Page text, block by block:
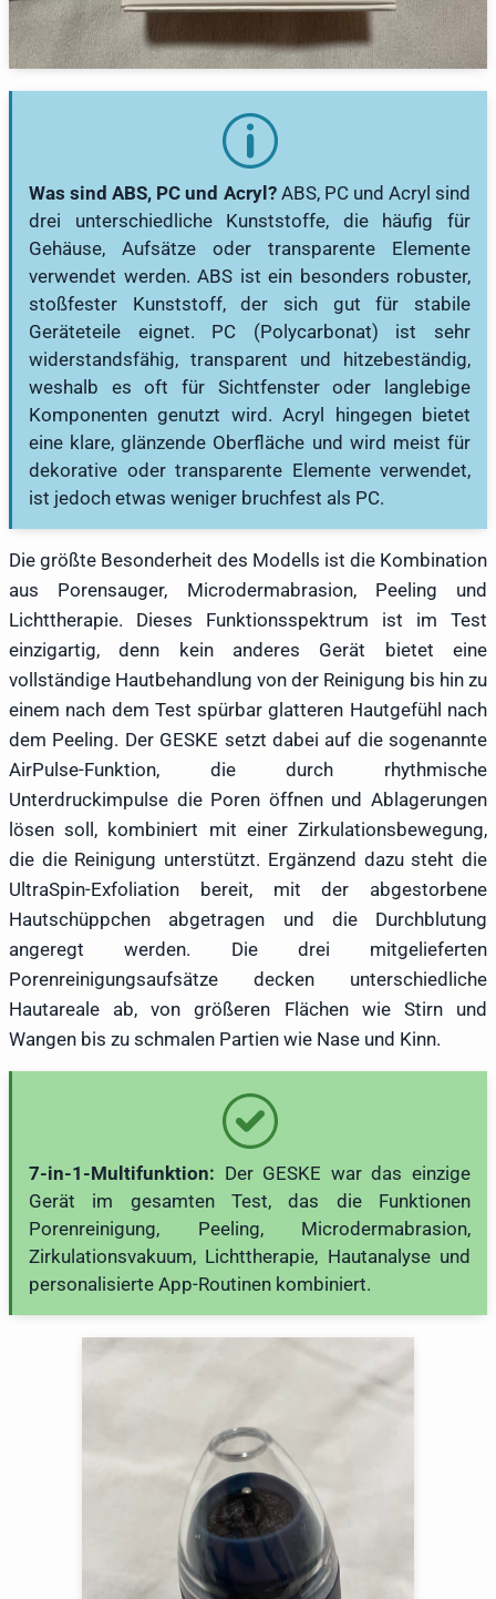
Was sind ABS, PC und Acryl? ABS, PC und Acryl sind
drei unterschiedliche Kunststoffe, die häufig für
Gehäuse, Aufsätze oder transparente Elemente
verwendet werden. ABS ist ein besonders robuster,
stoßfester Kunststoff, der sich gut für stabile
Geräteteile eignet. PC (Polycarbonat) ist sehr
widerstandsfähig, transparent und hitzebeständig,
weshalb es oft für Sichtfenster oder langlebige
Komponenten genutzt wird. Acryl hingegen bietet
eine klare, glänzende Oberfläche und wird meist für
dekorative oder transparente Elemente verwendet,
ist jedoch etwas weniger bruchfest als PC.
Die größte Besonderheit des Modells ist die Kombination
aus Porensauger, Microdermabrasion, Peeling und
Lichttherapie. Dieses Funktionsspektrum ist im Test
einzigartig, denn kein anderes Gerät bietet eine
vollständige Hautbehandlung von der Reinigung bis hin zu
einem nach dem Test spürbar glatteren Hautgefühl nach
dem Peeling. Der GESKE setzt dabei auf die sogenannte
AirPulse-Funktion, die durch rhythmische
Unterdruckimpulse die Poren öffnen und Ablagerungen
lösen soll, kombiniert mit einer Zirkulationsbewegung,
die die Reinigung unterstützt. Ergänzend dazu steht die
UltraSpin-Exfoliation bereit, mit der abgestorbene
Hautschüppchen abgetragen und die Durchblutung
angeregt werden. Die drei mitgelieferten
Porenreinigungsaufsätze decken unterschiedliche
Hautareale ab, von größeren Flächen wie Stirn und
Wangen bis zu schmalen Partien wie Nase und Kinn.
7-in-1-Multifunktion: Der GESKE war das einzige
Gerät im gesamten Test, das die Funktionen
Porenreinigung, Peeling, Microdermabrasion,
Zirkulationsvakuum, Lichttherapie, Hautanalyse und
personalisierte App-Routinen kombiniert.